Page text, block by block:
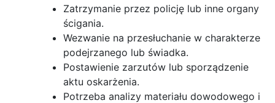
Zatrzymanie przez policję lub inne organy
ścigania.
Wezwanie na przesłuchanie w charakterze
podejrzanego lub świadka.
Postawienie zarzutów lub sporządzenie
aktu oskarżenia.
Potrzeba analizy materiału dowodowego i